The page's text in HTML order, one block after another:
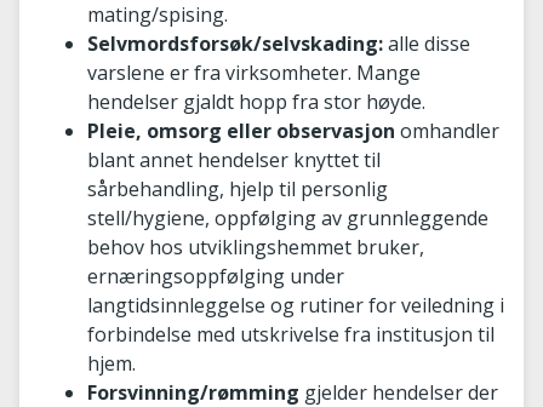
mating/spising.
Selvmordsforsøk/selvskading:alle disse
varslene er fra virksomheter. Mange
hendelser gjaldt hopp fra stor høyde.
Pleie, omsorg eller observasjon omhandler
blant annet hendelser knyttet til
sårbehandling, hjelp til personlig
stell/hygiene, oppfølging av grunnleggende
behov hos utviklingshemmet bruker,
ernæringsoppfølging under
langtidsinnleggelse og rutiner for veiledning i
forbindelse med utskrivelse fra institusjon til
hjem.
Forsvinning/rømming gjelder hendelser der